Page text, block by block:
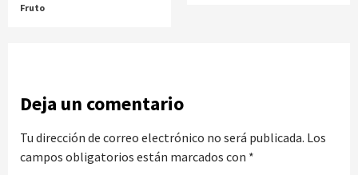
Fruto
Deja un comentario
Tu dirección de correo electrónico no será publicada. Los
campos obligatorios están marcados con *